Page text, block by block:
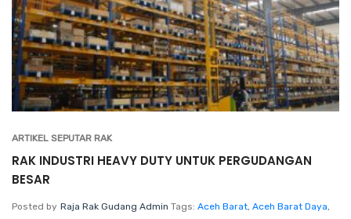
ARTIKEL SEPUTAR RAK
RAK INDUSTRI HEAVY DUTY UNTUK PERGUDANGAN
BESAR
Posted by Raja Rak Gudang Admin Tags: Aceh Barat, Aceh Barat Daya,